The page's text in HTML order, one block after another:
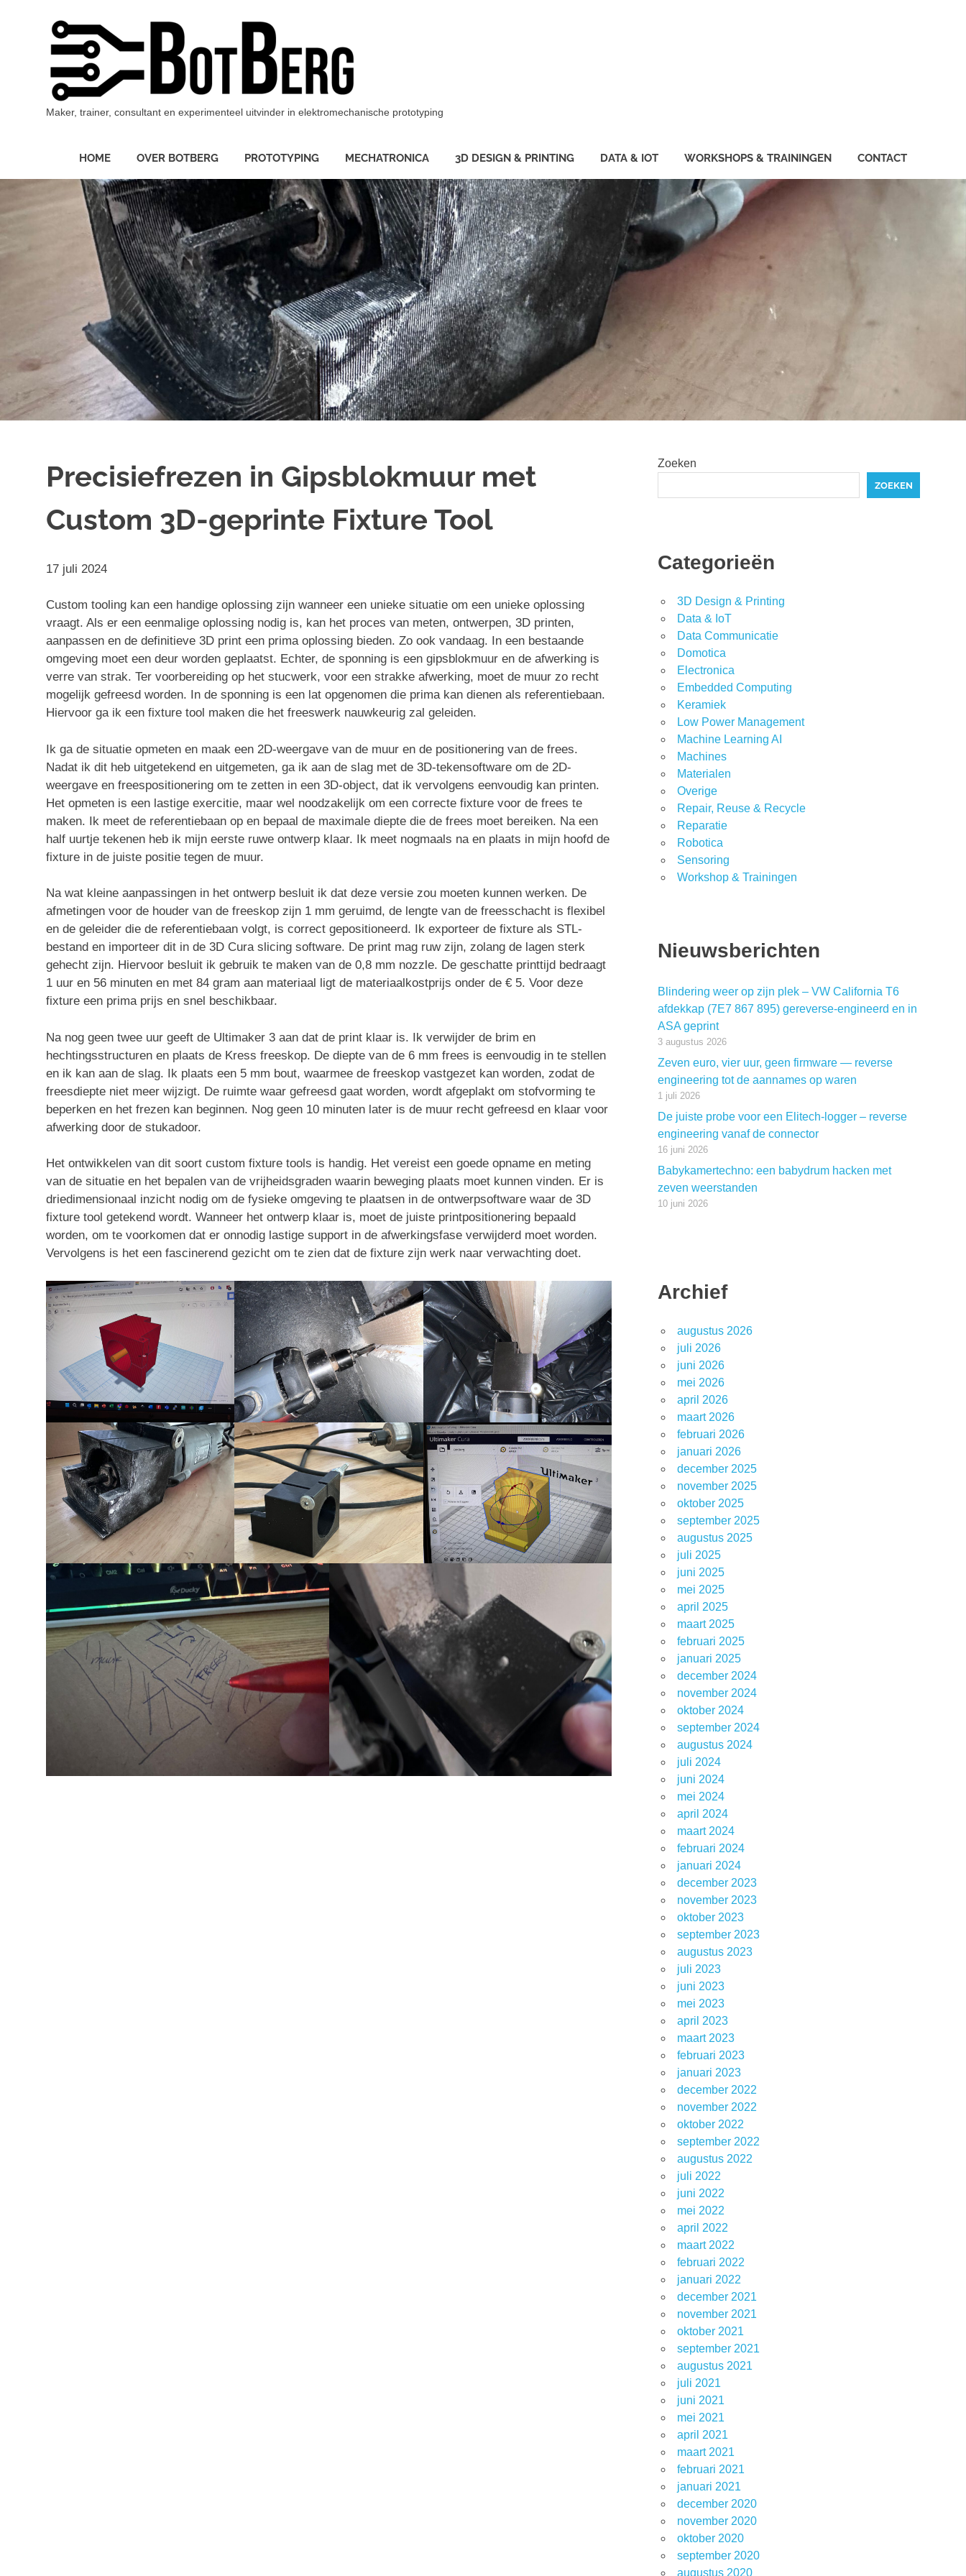
Maker, trainer, consultant en experimenteel uitvinder in elektromechanische prototyping
HOME OVER BOTBERG PROTOTYPING MECHATRONICA 3D DESIGN & PRINTING DATA & IOT WORKSHOPS & TRAININGEN CONTACT
Precisiefrezen in Gipsblokmuur met
Custom 3D-geprinte Fixture Tool
17 juli 2024
Custom tooling kan een handige oplossing zijn wanneer een unieke situatie om een unieke oplossing
vraagt. Als er een eenmalige oplossing nodig is, kan het proces van meten, ontwerpen, 3D printen,
aanpassen en de definitieve 3D print een prima oplossing bieden. Zo ook vandaag. In een bestaande
omgeving moet een deur worden geplaatst. Echter, de sponning is een gipsblokmuur en de afwerking is
verre van strak. Ter voorbereiding op het stucwerk, voor een strakke afwerking, moet de muur zo recht
mogelijk gefreesd worden. In de sponning is een lat opgenomen die prima kan dienen als referentiebaan.
Hiervoor ga ik een fixture tool maken die het freeswerk nauwkeurig zal geleiden.
Ik ga de situatie opmeten en maak een 2D-weergave van de muur en de positionering van de frees.
Nadat ik dit heb uitgetekend en uitgemeten, ga ik aan de slag met de 3D-tekensoftware om de 2D-
weergave en freespositionering om te zetten in een 3D-object, dat ik vervolgens eenvoudig kan printen.
Het opmeten is een lastige exercitie, maar wel noodzakelijk om een correcte fixture voor de frees te
maken. Ik meet de referentiebaan op en bepaal de maximale diepte die de frees moet bereiken. Na een
half uurtje tekenen heb ik mijn eerste ruwe ontwerp klaar. Ik meet nogmaals na en plaats in mijn hoofd de
fixture in de juiste positie tegen de muur.
Na wat kleine aanpassingen in het ontwerp besluit ik dat deze versie zou moeten kunnen werken. De
afmetingen voor de houder van de freeskop zijn 1 mm geruimd, de lengte van de freesschacht is flexibel
en de geleider die de referentiebaan volgt, is correct gepositioneerd. Ik exporteer de fixture als STL-
bestand en importeer dit in de 3D Cura slicing software. De print mag ruw zijn, zolang de lagen sterk
gehecht zijn. Hiervoor besluit ik gebruik te maken van de 0,8 mm nozzle. De geschatte printtijd bedraagt
1 uur en 56 minuten en met 84 gram aan materiaal ligt de materiaalkostprijs onder de € 5. Voor deze
fixture een prima prijs en snel beschikbaar.
Na nog geen twee uur geeft de Ultimaker 3 aan dat de print klaar is. Ik verwijder de brim en
hechtingsstructuren en plaats de Kress freeskop. De diepte van de 6 mm frees is eenvoudig in te stellen
en ik kan aan de slag. Ik plaats een 5 mm bout, waarmee de freeskop vastgezet kan worden, zodat de
freesdiepte niet meer wijzigt. De ruimte waar gefreesd gaat worden, wordt afgeplakt om stofvorming te
beperken en het frezen kan beginnen. Nog geen 10 minuten later is de muur recht gefreesd en klaar voor
afwerking door de stukadoor.
Het ontwikkelen van dit soort custom fixture tools is handig. Het vereist een goede opname en meting
van de situatie en het bepalen van de vrijheidsgraden waarin beweging plaats moet kunnen vinden. Er is
driedimensionaal inzicht nodig om de fysieke omgeving te plaatsen in de ontwerpsoftware waar de 3D
fixture tool getekend wordt. Wanneer het ontwerp klaar is, moet de juiste printpositionering bepaald
worden, om te voorkomen dat er onnodig lastige support in de afwerkingsfase verwijderd moet worden.
Vervolgens is het een fascinerend gezicht om te zien dat de fixture zijn werk naar verwachting doet.
Zoeken
ZOEKEN
Categorieën
3D Design & Printing
Data & IoT
Data Communicatie
Domotica
Electronica
Embedded Computing
Keramiek
Low Power Management
Machine Learning AI
Machines
Materialen
Overige
Repair, Reuse & Recycle
Reparatie
Robotica
Sensoring
Workshop & Trainingen
Nieuwsberichten
Blindering weer op zijn plek – VW California T6
afdekkap (7E7 867 895) gereverse-engineerd en in
ASA geprint
3 augustus 2026
Zeven euro, vier uur, geen firmware — reverse
engineering tot de aannames op waren
1 juli 2026
De juiste probe voor een Elitech-logger – reverse
engineering vanaf de connector
16 juni 2026
Babykamertechno: een babydrum hacken met
zeven weerstanden
10 juni 2026
Archief
augustus 2026
juli 2026
juni 2026
mei 2026
april 2026
maart 2026
februari 2026
januari 2026
december 2025
november 2025
oktober 2025
september 2025
augustus 2025
juli 2025
juni 2025
mei 2025
april 2025
maart 2025
februari 2025
januari 2025
december 2024
november 2024
oktober 2024
september 2024
augustus 2024
juli 2024
juni 2024
mei 2024
april 2024
maart 2024
februari 2024
januari 2024
december 2023
november 2023
oktober 2023
september 2023
augustus 2023
juli 2023
juni 2023
mei 2023
april 2023
maart 2023
februari 2023
januari 2023
december 2022
november 2022
oktober 2022
september 2022
augustus 2022
juli 2022
juni 2022
mei 2022
april 2022
maart 2022
februari 2022
januari 2022
december 2021
november 2021
oktober 2021
september 2021
augustus 2021
juli 2021
juni 2021
mei 2021
april 2021
maart 2021
februari 2021
januari 2021
december 2020
november 2020
oktober 2020
september 2020
augustus 2020